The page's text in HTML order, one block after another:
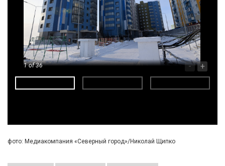
1of 36 - +
фото: Медиакомпания «Северный город»/Николай Щипко